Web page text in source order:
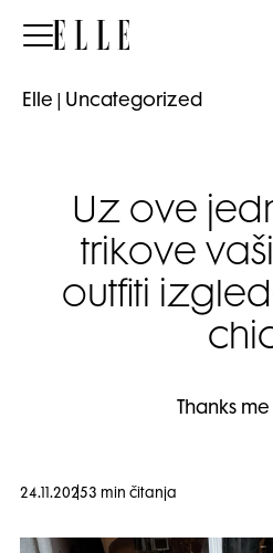
Elle
Elle Uncategorized
Uz ove
trikove
outfiti
Thanks
24.11.20253 min čitanja